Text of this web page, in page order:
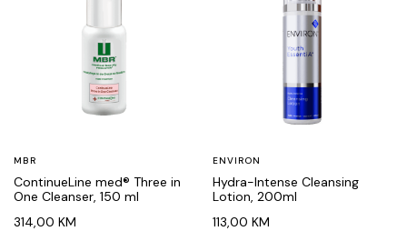
MBR
ContinueLine med® Three in
One Cleanser, 150 ml
314,00 KM
ENVIRON
Hydra-Intense Cleansing
Lotion, 200ml
113,00 KM